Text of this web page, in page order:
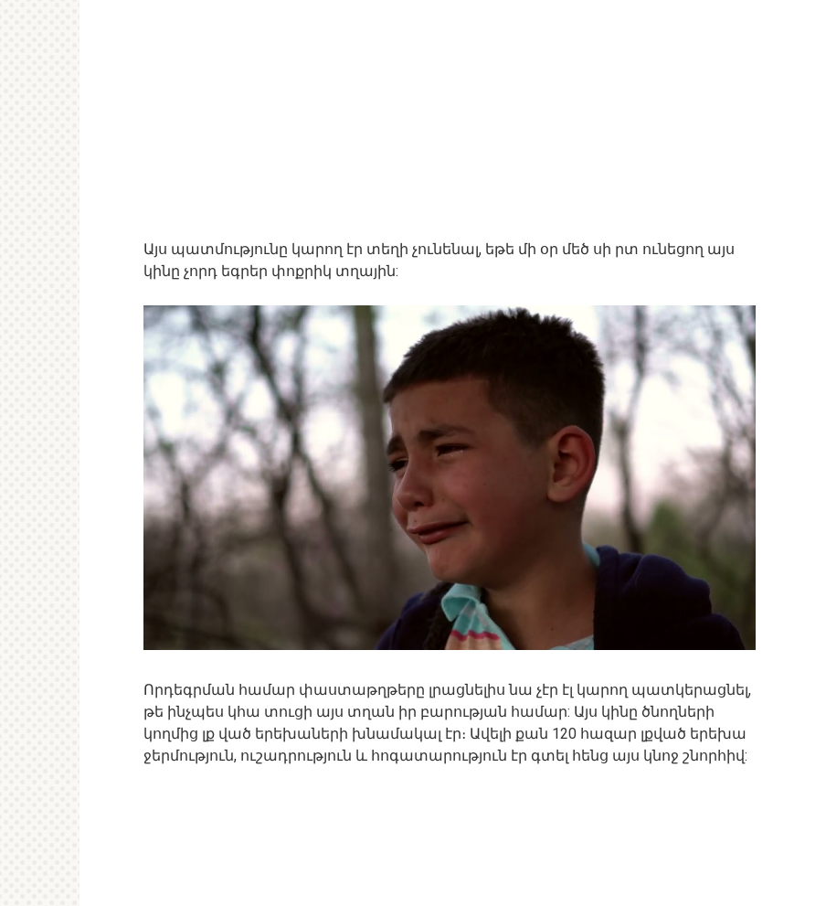
Այս պատմությունը կարող էր տեղի չունենալ, եթե մի օր մեծ սի րտ ունեցող այս
կինը չորդ եգրեր փոքրիկ տղային:
Որդեգրման համար փաստաթղթերը լրացնելիս նա չէր էլ կարող պատկերացնել,
թե ինչպես կհա տուցի այս տղան իր բարության համար: Այս կինը ծնողների
կողմից լք ված երեխաների խնամակալ էր։ Ավելի քան 120 հազար լքված երեխա
ջերմություն, ուշադրություն և հոգատարություն էր գտել հենց այս կնոջ շնորհիվ: